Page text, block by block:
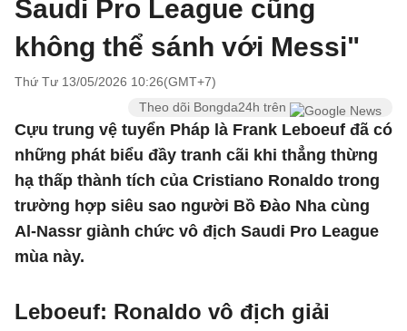
Saudi Pro League cũng
không thể sánh với Messi"
Thứ Tư 13/05/2026 10:26(GMT+7)
Theo dõi Bongda24h trên
Cựu trung vệ tuyển Pháp là Frank Leboeuf đã có
những phát biểu đầy tranh cãi khi thẳng thừng
hạ thấp thành tích của Cristiano Ronaldo trong
trường hợp siêu sao người Bồ Đào Nha cùng
Al-Nassr giành chức vô địch Saudi Pro League
mùa này.
Leboeuf: Ronaldo vô địch giải